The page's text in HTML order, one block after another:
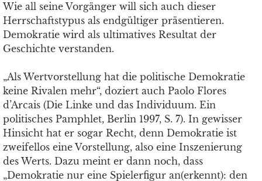
Wie all seine Vorgänger will sich auch dieser
Herrschaftstypus als endgültiger präsentieren.
Demokratie wird als ultimatives Resultat der
Geschichte verstanden.
„Als Wertvorstellung hat die politische Demokratie
keine Rivalen mehr“, doziert auch Paolo Flores
d’Arcais (Die Linke und das Individuum. Ein
politisches Pamphlet, Berlin 1997, S. 7). In gewisser
Hinsicht hat er sogar Recht, denn Demokratie ist
zweifellos eine Vorstellung, also eine Inszenierung
des Werts. Dazu meint er dann noch, dass
„Demokratie nur eine Spielerfigur an(erkennt): den